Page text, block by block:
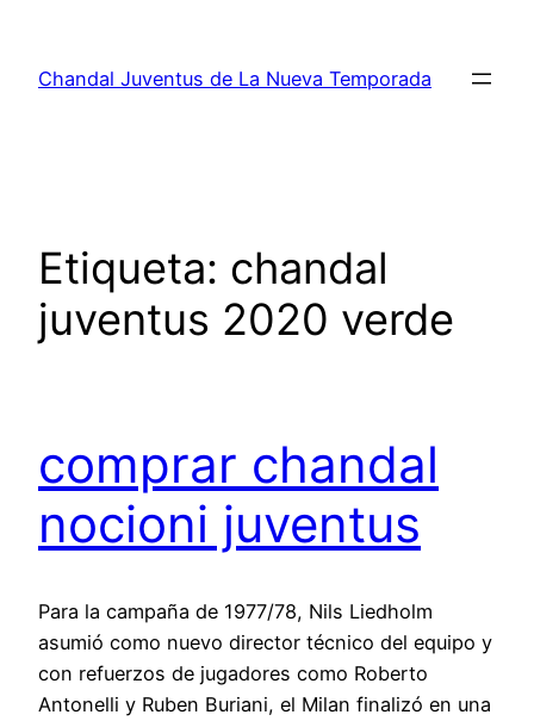
contenido
Chandal Juventus de La Nueva Temporada
Etiqueta: chandal
juventus 2020 verde
comprar chandal
nocioni juventus
Para la campaña de 1977/78, Nils Liedholm
asumió como nuevo director técnico del equipo y
con refuerzos de jugadores como Roberto
Antonelli y Ruben Buriani, el Milan finalizó en una